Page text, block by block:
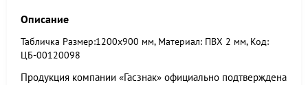
Описание
Табличка Размер:1200x900 мм, Материал: ПВХ 2 мм, Код:
ЦБ-00120098
Продукция компании «Гасзнак» официально подтверждена